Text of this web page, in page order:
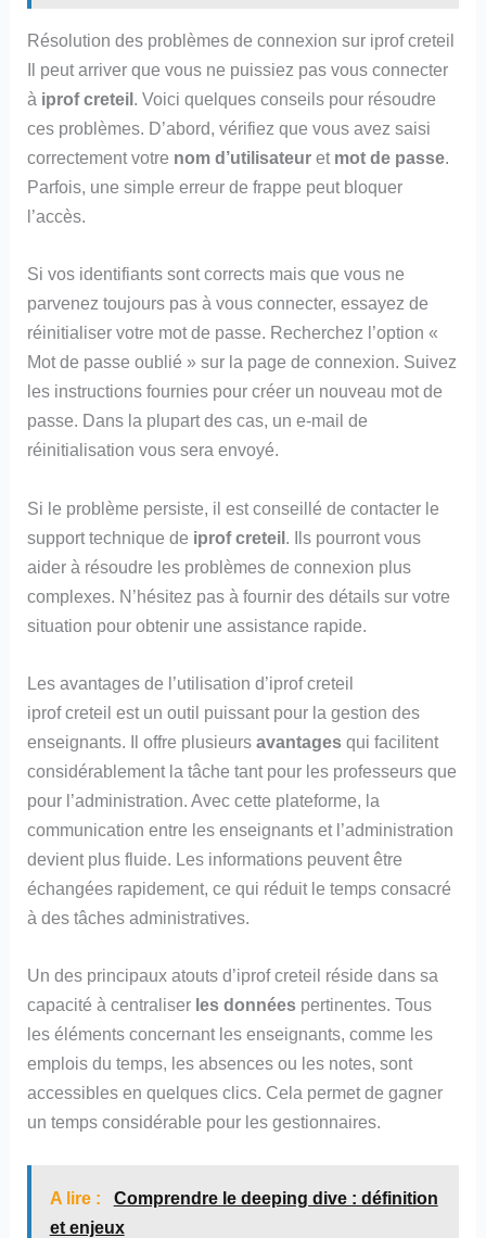
Résolution des problèmes de connexion sur iprof creteil
Il peut arriver que vous ne puissiez pas vous connecter
à iprof creteil. Voici quelques conseils pour résoudre
ces problèmes. D’abord, vérifiez que vous avez saisi
correctement votre nom d’utilisateur et mot de passe.
Parfois, une simple erreur de frappe peut bloquer
l’accès.
Si vos identifiants sont corrects mais que vous ne
parvenez toujours pas à vous connecter, essayez de
réinitialiser votre mot de passe. Recherchez l’option «
Mot de passe oublié » sur la page de connexion. Suivez
les instructions fournies pour créer un nouveau mot de
passe. Dans la plupart des cas, un e-mail de
réinitialisation vous sera envoyé.
Si le problème persiste, il est conseillé de contacter le
support technique de iprof creteil . Ils pourront vous
aider à résoudre les problèmes de connexion plus
complexes. N’hésitez pas à fournir des détails sur votre
situation pour obtenir une assistance rapide.
Les avantages de l’utilisation d’iprof creteil
iprof creteil est un outil puissant pour la gestion des
enseignants. Il offre plusieursavantages qui facilitent
considérablement la tâche tant pour les professeurs que
pour l’administration. Avec cette plateforme, la
communication entre les enseignants et l’administration
devient plus fluide. Les informations peuvent être
échangées rapidement, ce qui réduit le temps consacré
à des tâches administratives.
Un des principaux atouts d’iprof creteil réside dans sa
capacité à centraliser les données pertinentes. Tous
les éléments concernant les enseignants, comme les
emplois du temps, les absences ou les notes, sont
accessibles en quelques clics. Cela permet de gagner
un temps considérable pour les gestionnaires.
A lire :
Comprendre le deeping dive : définition
et enjeux